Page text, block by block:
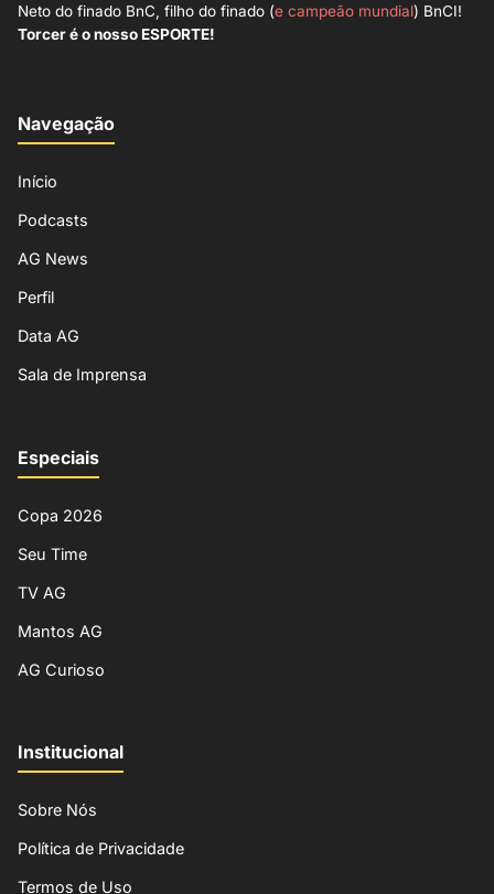
Neto do finado BnC, filho do finado (e campeão mundial) BnCI!
Torcer é o nosso ESPORTE!
Navegação
Início
Podcasts
AG News
Perfil
Data AG
Sala de Imprensa
Especiais
Copa 2026
Seu Time
TV AG
Mantos AG
AG Curioso
Institucional
Sobre Nós
Política de Privacidade
Termos de Uso